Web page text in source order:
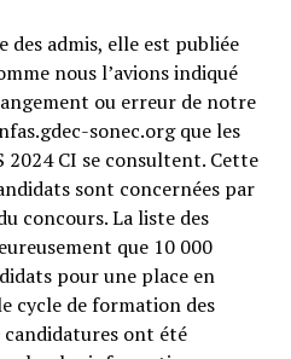
des admis, elle est publiée
nous l’avions indiqué
ou erreur de notre
sonec.org que les
2024 CI se consultent. Cette
sont concernées par
concours. La liste des
que 10 000
pour une place en
cycle de formation des
candidatures ont été